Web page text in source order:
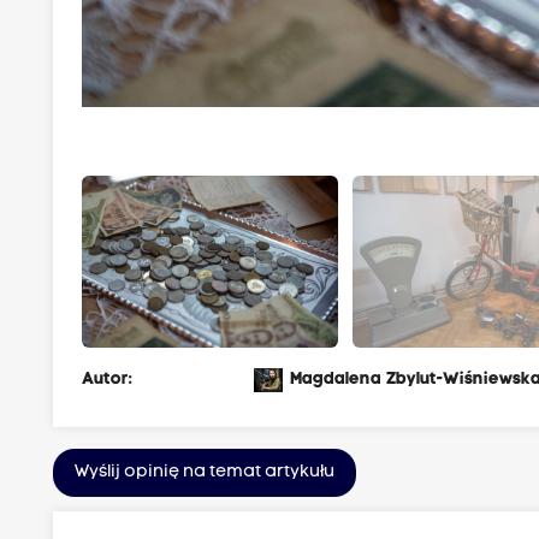
Autor: Magdalena Zbylut-
Wyślij opinię na temat artykułu